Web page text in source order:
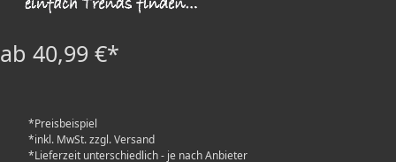
ab 40,99 €*
*Preisbeispiel
*inkl. MwSt. zzgl. Versand
*Lieferzeit unterschiedlich - je nach Anbieter